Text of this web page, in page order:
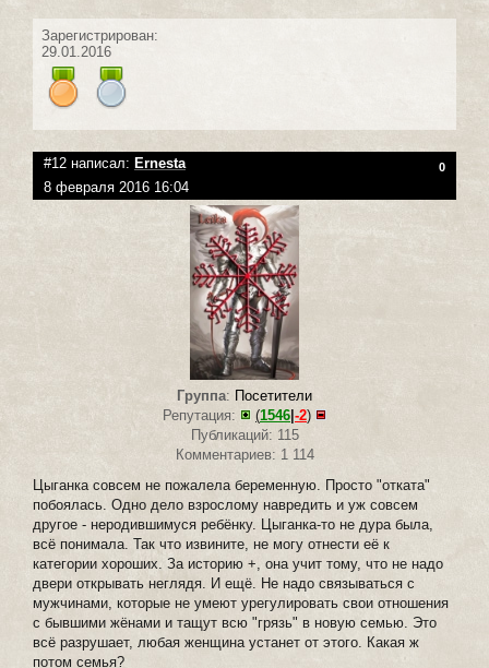
Зарегистрирован:
29.01.2016
#12 написал: Ernesta 0
8 февраля 2016 16:04
Группа: Посетители
Репутация:
(1546 -2)
Публикаций: 115
Комментариев: 1 114
Цыганка совсем не пожалела беременную. Просто "отката"
побоялась. Одно дело взрослому навредить и уж совсем
другое - неродившимуся ребёнку. Цыганка-то не дура была,
всё понимала. Так что извините, не могу отнести её к
категории хороших. За историю +, она учит тому, что не надо
двери открывать неглядя. И ещё. Не надо связываться с
мужчинами, которые не умеют урегулировать свои отношения
с бывшими жёнами и тащут всю "грязь" в новую семью. Это
всё разрушает, любая женщина устанет от этого. Какая ж
потом семья?